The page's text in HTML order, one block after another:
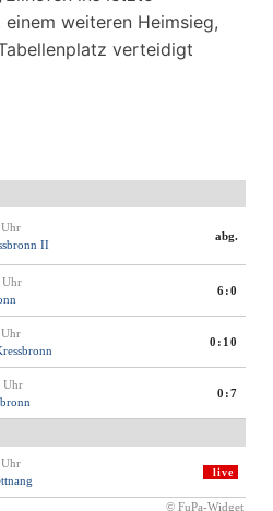
weiteren Heimsieg,
verteidigt